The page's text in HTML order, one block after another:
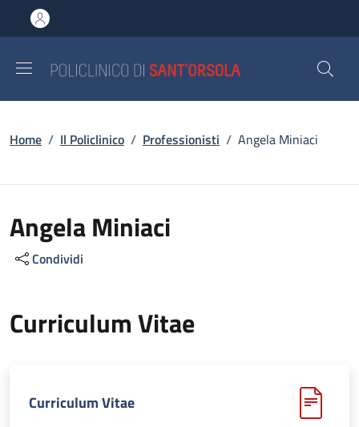
al contenuto principale
to footer content
Briciole di pane
Home / Il Policlinico / Professionisti / Angela Miniaci
Angela Miniaci
Condividi
Curriculum Vitae
Curriculum Vitae